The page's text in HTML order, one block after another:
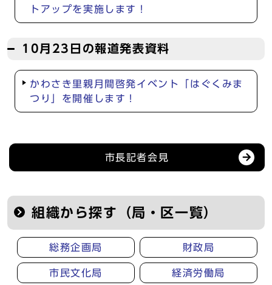
トアップを実施します！
10月23日の報道発表資料
かわさき里親月間啓発イベント「はぐくみま
つり」を開催します！
記者会見等の情報
市長記者会見
組織から探す（局・区一覧）
総務企画局 財政局
市民文化局 経済労働局